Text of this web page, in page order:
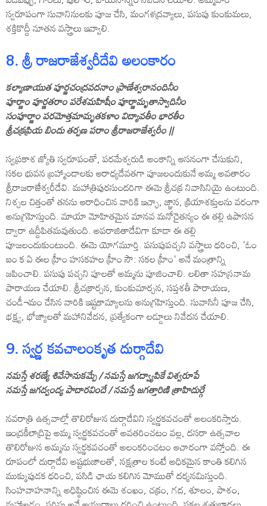
స్వరూపంగా సువానినులకు పూజ చేసి, మంగళద్రవ్యాలు, పసుపు కుంకుమలు,
శక్తికొద్దీ నూతన వస్త్రాలు ఇవ్వాలి.
8. శ్రీ రాజరాజేశ్వరీదేవి అలంకారం
కల్యాణాయుత పూర్ణచంద్రవదనాం ప్రాణేశ్వరానందినీం
పూర్ణాం పూర్ణతరాం పరేశమహిషీం పూర్ణామృతాస్వాదినీం
సంపూర్ణాం పరమోత్తమామృతకళాం విద్యావతీం భారతీం
శ్రీచక్రప్రియ బిందు తర్పణ పరాం శ్రీరాజరాజేశ్వరీం ||
స్వప్రకాశ జ్యోతి స్వరూపంతో, పరమేశ్వరుడి అంకాన్ని ఆసనంగా చేసుకుని,
సకల భువన బ్రహ్మాండాలకు ఆరాధ్యదేవతగా పూజలందుకునే అమ్మ అవతారం
శ్రీరాజరాజేశ్వరీదేవి. మహాత్రిపురసుందరిగా ఈమె శ్రీచక్ర నివాసినియై ఉంటుంది.
నిశ్చల చిత్తంతో తనను ఆరాధించిన వారికి ఇచ్ఛా, జ్ఞాన, క్రియాశక్తులను వరంగా
అనుగ్రహిస్తుంది. మాయా మోహితమైన మానవ మనోచైతన్యం ఈ తల్లి ఉపాసన
ద్వారా ఉద్దీపితమవుతుంది. అపరాజితాదేవిగా కూడా ఈ తల్లి
పూజలందుకుంటుంది. ఈమె యోగమూర్తి. పసుపుపచ్చని వస్త్రాలు ధరించి, 'ఓం
ఐం క ఏ ఈల హ్రీం హసకహల హ్రీం సౌ: సకల హ్రీం' అనే మంత్రాన్ని
జపించాలి. పసుపు పచ్చని పూలతో అమ్మను పూజించాలి. లలితా సహస్రనామ
పారాయణ చేయాలి. శ్రీచక్రార్చన, కుంకుమార్చన, సప్తశతీ పారాయణ,
చండీ¬మం చేసిన వారికి ఇష్టకామ్యాలను అనుగ్రహిస్తుంది. సువాసినీ పూజ చేసి,
భక్ష్య, భోజ్యాలతో మహానివేదన, ప్రత్యేకంగా లడ్డూలు నివేదన చేయాలి.
9. స్వర్ణ కవచాలంకృత దుర్గాదేవి
నమస్తే శరణ్యే శివేసానుకమ్పే / నమస్తే జగద్వ్యాపికే విశ్వరూపే
నమస్తే జగద్వంద్య పాదారవిందే / నమస్తే జగత్తారిణి త్రాహిదుర్గే
నవరాత్రి ఉత్సవాల్లో తొలిరోజున దుర్గాదేవిని స్వర్ణకవచంతో అలంకరిస్తారు.
ఇంద్రకీలాద్రిపై అమ్మ స్వర్ణకవచంతో అవతరించటం వల్ల, దసరా ఉత్సవాల
తొలిరోజున అమ్మను స్వర్ణకవచంతో అలంకరించటం ఆచారంగా వస్తోంది. ఈ
రూపంలో దుర్గాదేవి అష్టభుజాలతో, నక్షత్రాల కంటే అధికమైన కాంతి కలిగిన
ముక్కుపుడక ధరించి, పసిడి ఛాయ కలిగిన మోముతో దర్శనమిస్తుంది.
సింహవాహనాన్ని అధిష్ఠించిన ఈమె శంఖం, చక్రం, గద, శూలం, పాశం,